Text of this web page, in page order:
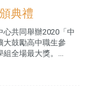
典禮
共同舉辦2020「中
大鼓勵高中職生參
組全場最大獎。...